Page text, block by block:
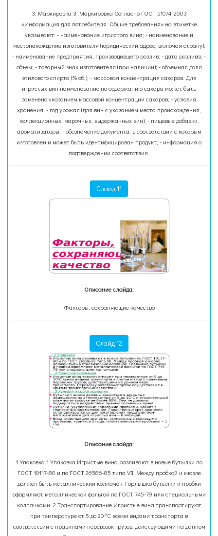
3. Маркировка 3. Маркировка Согласно ГОСТ 51074-2003
«Информация для потребителя. Общие требования» на этикетке
указывают: - наименование игристого вина; - наименование и
местонахождение изготовителя (юридический адрес, включая страну);
- наименование предприятия, производившего розлив; - дата розлива; -
объем; - товарный знак изготовителя (при наличии); - объемная доля
этилового спирта (% об.); - массовая концентрация сахаров. Для
игристых вин наименование по содержанию сахара может быть
заменено указанием массовой концентрации сахаров; - условия
хранения; - год урожая (для вин с указанием места происхождения,
коллекционных, марочных, выдержанных вин); - пищевые добавки,
ароматизаторы; - обозначение документа, в соответствии с которым
изготовлен и может быть идентифицирован продукт; - информация о
подтверждении соответствия.
Слайд 11
Описание слайда:
Факторы, сохраняющие качество
Слайд 12
Описание слайда:
1 Упаковка 1 Упаковка Игристые вина разливают в новые бутылки по
ГОСТ 10117-80 и по ГОСТ 26586-85 типа VII. Между пробкой и мюзле
должен быть металлический колпачок. Горлышко бутылки и пробки
оформляют металлической фольгой по ГОСТ 745-79 или специальными
колпачками. 2 Транспортирование Игристые вина транспортируют
при температуре от 5 до 20°С всеми видами транспорта в
соответствии с правилами перевозок грузов, действующими на данном